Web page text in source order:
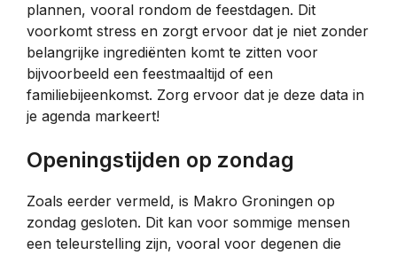
plannen, vooral rondom de feestdagen. Dit
voorkomt stress en zorgt ervoor dat je niet zonder
belangrijke ingrediënten komt te zitten voor
bijvoorbeeld een feestmaaltijd of een
familiebijeenkomst. Zorg ervoor dat je deze data in
je agenda markeert!
Openingstijden op zondag
Zoals eerder vermeld, is Makro Groningen op
zondag gesloten. Dit kan voor sommige mensen
een teleurstelling zijn, vooral voor degenen die